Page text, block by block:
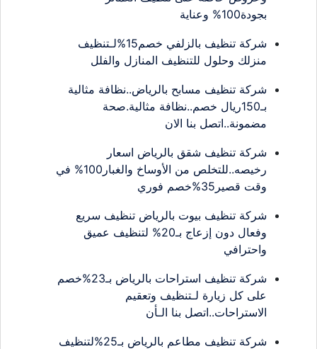
بجودة100% وعناية
شركة تنظيف بالزلفي خصم15%لـتنظيف
منزلك وحلول للتنظيف المنازل والفلل
شركة تنظيف مسابح بالرياض..نظافة مثالية
بـ150ريال خصم..نظافة مثالية.صحة
مضمونة..اتصل بنا الان
شركة تنظيف شقق بالرياض اسعار
رخيصه..للتخلص من الأوساخ والغبار100% في
وقت قصير35%خصم فوري
شركة تنظيف بيوت بالرياض تنظيف سريع
وفعال دون إزعاج بـ20% لتنظيف عميق
واحترافي
شركة تنظيف استراحات بالرياض بـ23%خصم
على كل زيارة لـتنظيف وتعقيم
الاستراحات..اتصل بنا الـأن
شركة تنظيف مطاعم بالرياض بـ25%لتنظيف